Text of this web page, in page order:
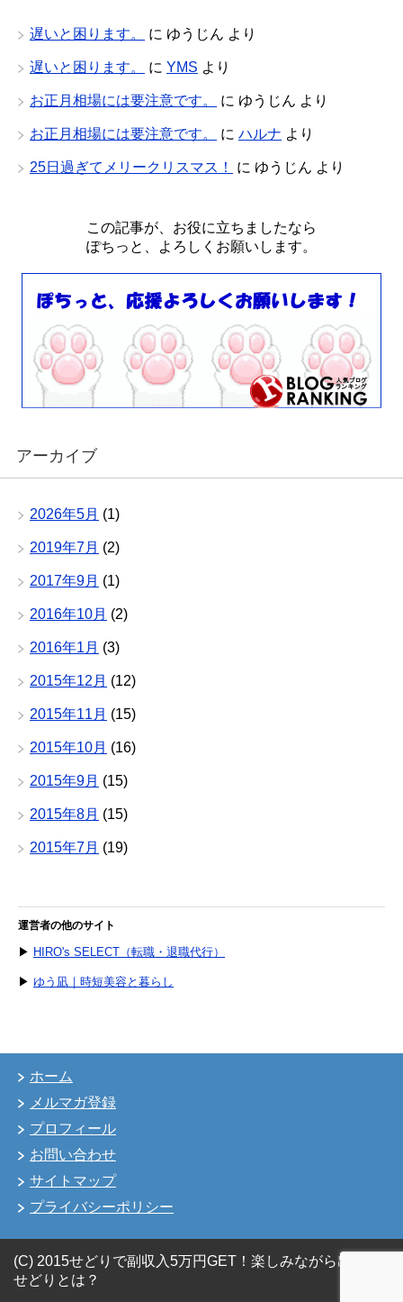
遅いと困ります。 に ゆうじん より
遅いと困ります。 に YMS より
お正月相場には要注意です。 に ゆうじん より
お正月相場には要注意です。 に ハルナ より
25日過ぎてメリークリスマス！ に ゆうじん より
この記事が、お役に立ちましたなら
ぽちっと、よろしくお願いします。
アーカイブ
2026年5月 (1)
2019年7月 (2)
2017年9月 (1)
2016年10月 (2)
2016年1月 (3)
2015年12月 (12)
2015年11月 (15)
2015年10月 (16)
2015年9月 (15)
2015年8月 (15)
2015年7月 (19)
運営者の他のサイト
▶ HIRO's SELECT（転職・退職代行）
▶ ゆう凪｜時短美容と暮らし
ホーム
メルマガ登録
プロフィール
お問い合わせ
サイトマップ
プライバシーポリシー
(C) 2015せどりで副収入5万円GET！楽しみながら出来る
せどりとは？